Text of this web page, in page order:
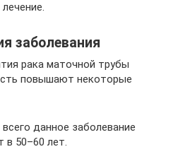
заболевания
рака маточной трубы
повышают некоторые
данное заболевание
в 50–60 лет.